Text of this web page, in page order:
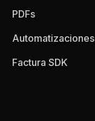
PDFs
Automatizaciones
Factura SDK